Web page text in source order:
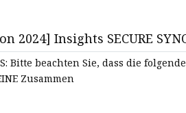
2024] Insights SECURE
Bitte beachten Sie, dass die folgenden
Zusammen